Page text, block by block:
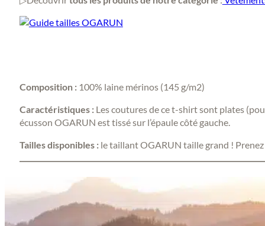
Composition :100% laine mérinos (145 g/m2)
Caractéristiques : Les coutures de ce t-shirt sont plates
écusson OGARUN est tissé sur l’épaule côté gauche.
Tailles disponibles :le taillant OGARUN taille grand !